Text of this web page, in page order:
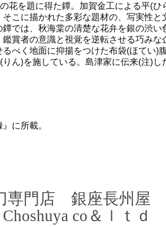
を題に得た鐔。加賀金工による平(ひ
こに描かれた多彩な題材の、写実性と
では、秋海棠の清楚な花弁を銀の渋い
賞者の意識と視覚を逆転させる巧みな
べく地面に抑揚をつけた布袋(ほてい)
ん)を施している。島津家に伝来(注)し
に所載。
専門店 銀座長州屋
co＆ｌｔｄ